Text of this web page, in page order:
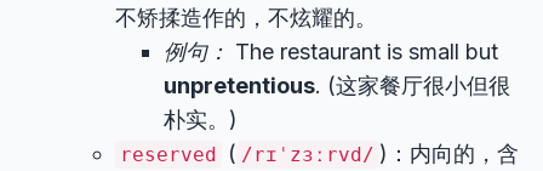
不矫揉造作的，不炫耀的。
例句： The restaurant is small but
unpretentious. (这家餐厅很小但很
朴实。)
reserved ( /rɪˈzɜːrvd/ )：内向的，含